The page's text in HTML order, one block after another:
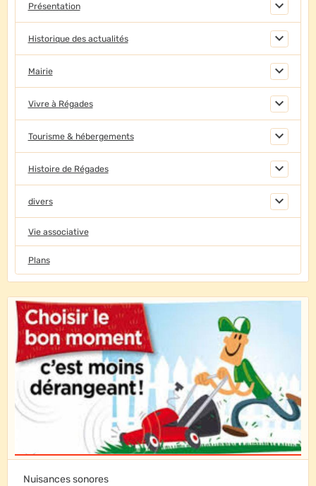
Présentation
Historique des actualités
Mairie
Vivre à Régades
Tourisme & hébergements
Histoire de Régades
divers
Vie associative
Plans
Nuisances sonores